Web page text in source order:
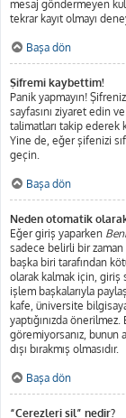
mesaj göndermeyen
tekrar kayıt olmayı
Başa dön
Şifremi kaybettim!
Panik yapmayın!
sayfasını ziyaret edin ve
talimatları takip ederek
Yine de, eğer şifenizi
geçin.
Başa dön
Neden otomatik olarak
Eğer giriş yaparken
sadece belirli bir zaman
başka biri tarafından
olarak kalmak için, giriş
işlem başkalarıyla
kafe, üniversite
yaptığınızda önerilmez.
göremiyorsanız, bunun
dışı bırakmış olmasıdır.
Başa dön
“Çerezleri sil” nedir?